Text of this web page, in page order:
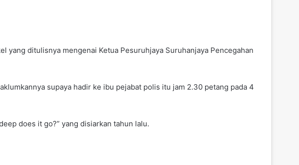
yang ditulisnya mengenai Ketua Pesuruhjaya Suruhanjaya Pencegahan
supaya hadir ke ibu pejabat polis itu jam 2.30 petang pada 4
does it go?” yang disiarkan tahun lalu.